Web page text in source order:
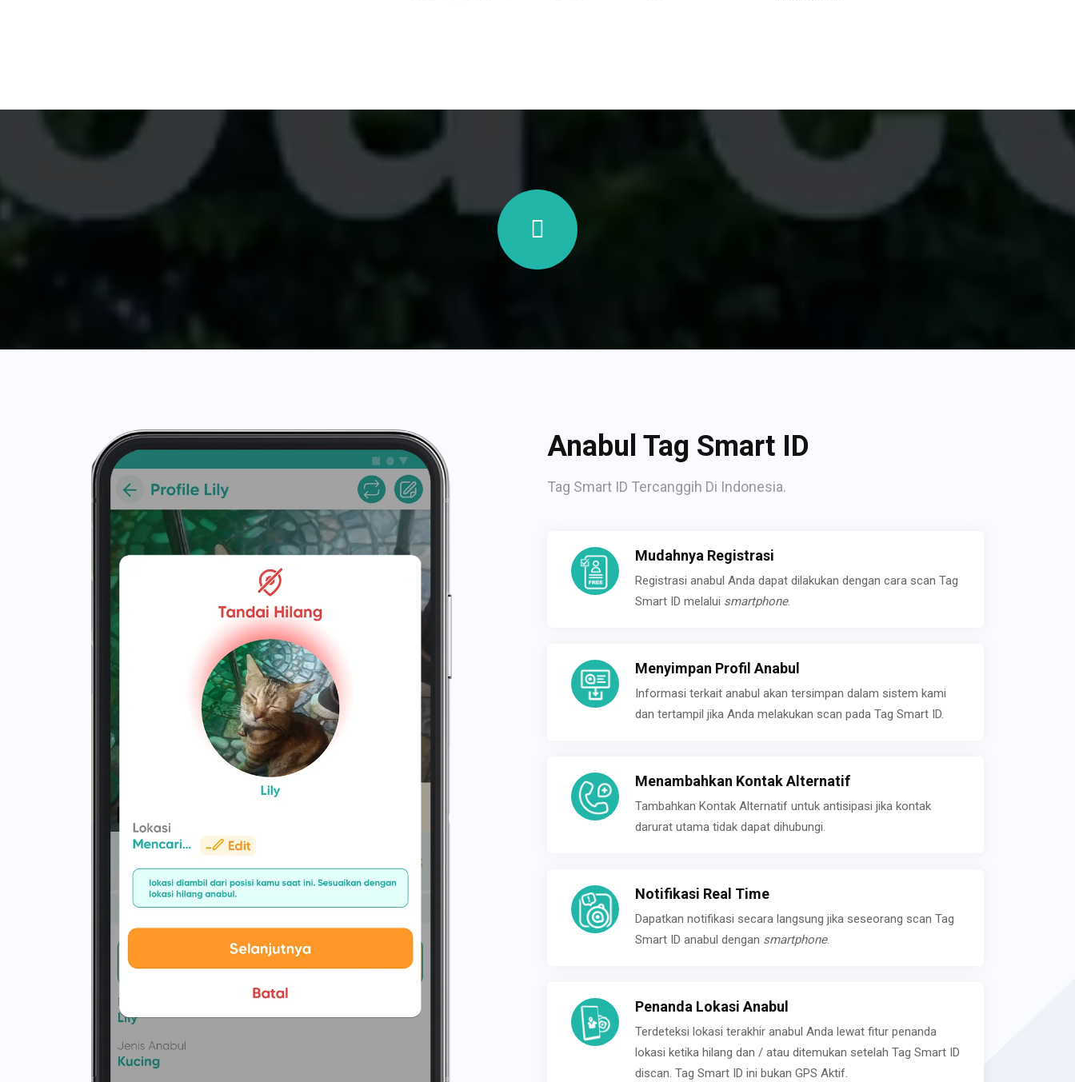
Anabul Tag Smart ID
Tag Smart ID Tercanggih Di Indonesia.
Mudahnya Registrasi
Registrasi anabul Anda dapat dilakukan dengan cara scan Tag
Smart ID melalui smartphone.
Menyimpan Profil Anabul
Informasi terkait anabul akan tersimpan dalam sistem kami
dan tertampil jika Anda melakukan scan pada Tag Smart ID.
Menambahkan Kontak Alternatif
Tambahkan Kontak Alternatif untuk antisipasi jika kontak
darurat utama tidak dapat dihubungi.
Notifikasi Real Time
Dapatkan notifikasi secara langsung jika seseorang scan Tag
Smart ID anabul dengan smartphone.
Penanda Lokasi Anabul
Terdeteksi lokasi terakhir anabul Anda lewat fitur penanda
lokasi ketika hilang dan / atau ditemukan setelah Tag Smart ID
discan. Tag Smart ID ini bukan GPS Aktif.